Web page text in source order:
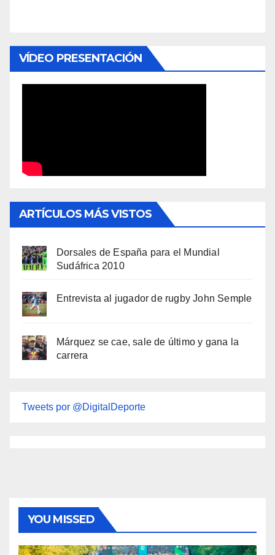
VÍDEO PRESENTACIÓN
ARTÍCULOS MÁS VISTOS
Dorsales de España para el Mundial
Sudáfrica 2010
Entrevista al jugador de rugby John Semple
Márquez se cae, sale de último y gana la
carrera
Tweets por @DigitalDeporte
YOU MISSED